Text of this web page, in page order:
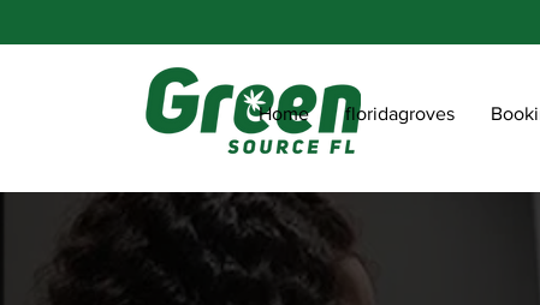
Home floridagroves